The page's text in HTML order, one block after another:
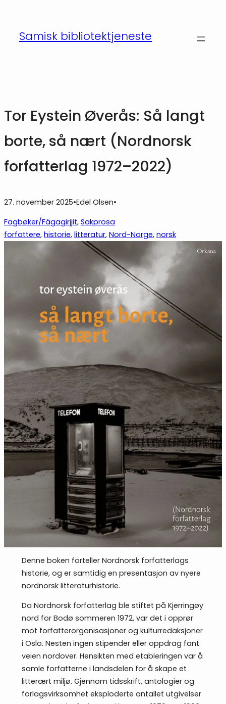
innholdSamisk bibliotektjeneste
Tor Eystein Øverås: Så langt
borte, så nært (Nordnorsk
forfatterlag 1972–2022)
27. november 2025•Edel Olsen•
Fagbøker/Fágagirjjit, Sakprosa
forfattere, historie, litteratur, Nord-Norge, norsk
Denne boken forteller Nordnorsk forfatterlags
historie, og er samtidig en presentasjon av nyere
nordnorsk litteraturhistorie.
Da Nordnorsk forfatterlag ble stiftet på Kjerringøy
nord for Bodø sommeren 1972, var det i opprør
mot forfatterorganisasjoner og kulturredaksjoner
i Oslo. Nesten ingen stipender eller oppdrag fant
veien nordover. Hensikten med etableringen var å
samle forfatterne i landsdelen for å skape et
litterært miljø. Gjennom tidsskrift, antologier og
forlagsvirksomhet eksploderte antallet utgivelser